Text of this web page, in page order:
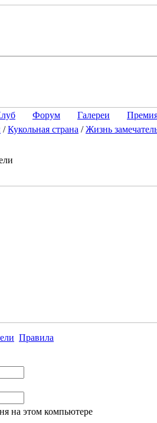
Форум Галереи
/Кукольная страна /Жизнь
Правила
на этом компьютере